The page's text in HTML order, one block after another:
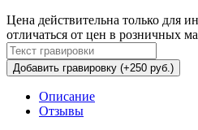
Цена действительна только для
отличаться от цен в розничных
Добавить гравировку (+250 руб.)
Описание
Отзывы